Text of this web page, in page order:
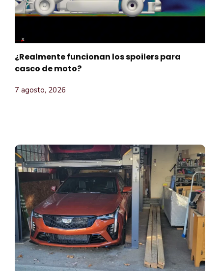
¿Realmente funcionan los spoilers para
casco de moto?
7 agosto, 2026